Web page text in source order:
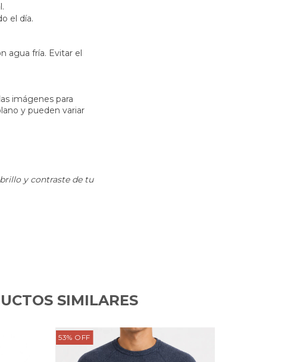
el día.
agua fría. Evitar el
imágenes para
y pueden variar
y contraste de tu
SIMILARES
53% OFF